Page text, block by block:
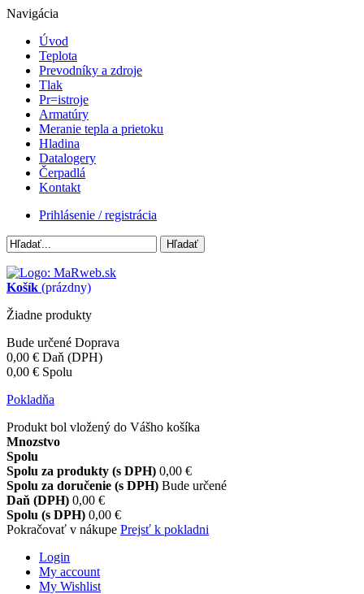
Navigácia
Úvod
Teplota
Prevodníky a zdroje
Tlak
Pr=istroje
Armatúry
Meranie tepla a prietoku
Hladina
Datalogery
Čerpadlá
Kontakt
Prihlásenie / registrácia
Hľadať
Košík (prázdny)
Žiadne produkty
Bude určené Doprava
0,00 € Daň (DPH)
0,00 € Spolu
Pokladňa
Produkt bol vložený do Vášho košíka
Mnozstvo
Spolu
Spolu za produkty (s DPH) 0,00 €
Spolu za doručenie (s DPH) Bude určené
Daň (DPH) 0,00 €
Spolu (s DPH) 0,00 €
Pokračovať v nákupe Prejsť k pokladni
Login
My account
My Wishlist